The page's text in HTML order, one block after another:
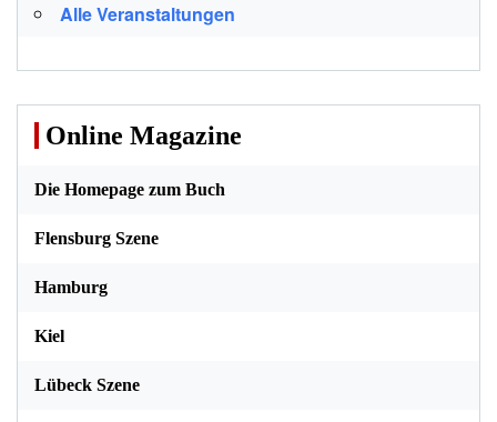
Alle Veranstaltungen
Online Magazine
Die Homepage zum Buch
Flensburg Szene
Hamburg
Kiel
Lübeck Szene